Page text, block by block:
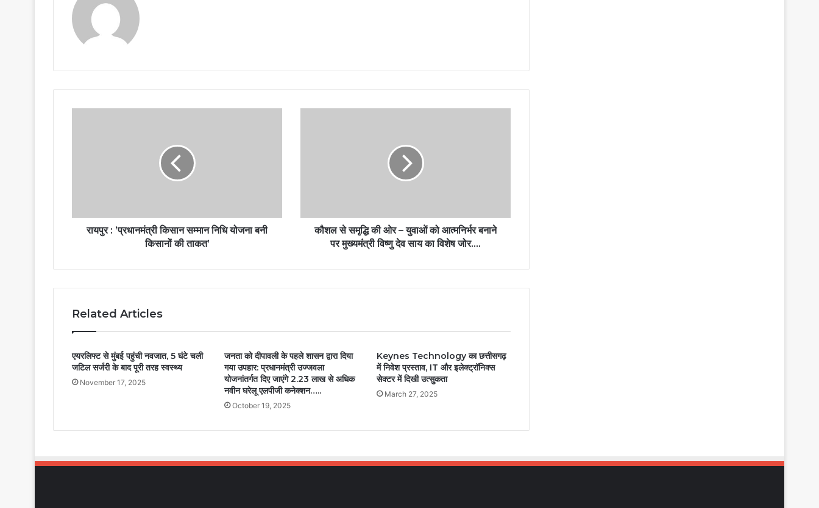
रायपुर : ’प्रधानमंत्री किसान सम्मान निधि योजना बनी
किसानों की ताकत’
कौशल से समृद्धि की ओर – युवाओं को आत्मनिर्भर बनाने
पर मुख्यमंत्री विष्णु देव साय का विशेष जोर….
Related Articles
एयरलिफ्ट से मुंबई पहुंची नवजात, 5 घंटे चली
जटिल सर्जरी के बाद पूरी तरह स्वस्थ्य
November 17, 2025
जनता को दीपावली के पहले शासन द्वारा दिया
गया उपहार: प्रधानमंत्री उज्जवला
योजनांतर्गत दिए जाएंगे 2.23 लाख से अधिक
नवीन घरेलू एलपीजी कनेक्शन…..
October 19, 2025
Keynes Technology का छत्तीसगढ़
में निवेश प्रस्ताव, IT और इलेक्ट्रॉनिक्स
सेक्टर में दिखी उत्सुकता
March 27, 2025